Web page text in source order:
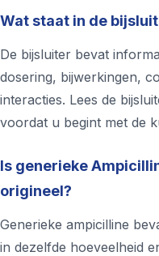
Wat staat in de
De bijsluiter bevat
dosering, bijwerkingen,
interacties. Lees de
voordat u begint met de
Is generieke
origineel?
Generieke ampicilline
in dezelfde hoeveelheid